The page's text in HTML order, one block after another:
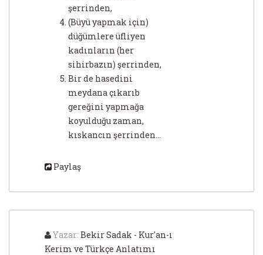
şerrinden,
(Büyü yapmak için)
düğümlere üfliyen
kadınların (her
sihirbazın) şerrinden,
Bir de hasedini
meydana çıkarıb
gereğini yapmağa
koyulduğu zaman,
kıskancın şerrinden...
Paylaş
Yazar: Bekir Sadak - Kur'an-ı
Kerim ve Türkçe Anlatımı